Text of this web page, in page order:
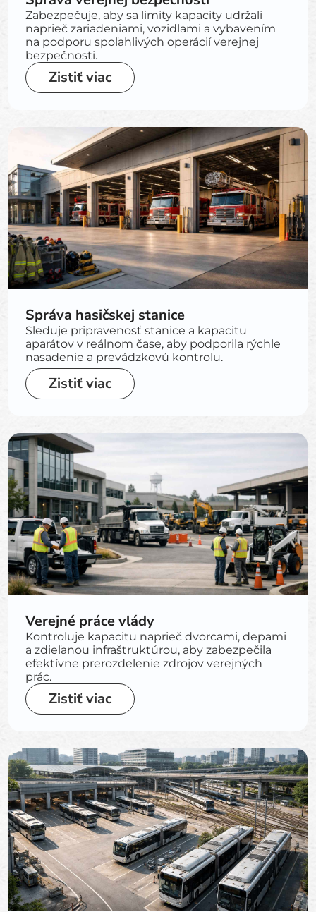
Zabezpečuje, aby sa limity kapacity udržali
naprieč zariadeniami, vozidlami a vybavením
na podporu spoľahlivých operácií verejnej
bezpečnosti.
Zistiť viac
Správa hasičskej stanice
Sleduje pripravenosť stanice a kapacitu
aparátov v reálnom čase, aby podporila rýchle
nasadenie a prevádzkovú kontrolu.
Zistiť viac
Verejné práce vlády
Kontroluje kapacitu naprieč dvorcami, depami
a zdieľanou infraštruktúrou, aby zabezpečila
efektívne prerozdelenie zdrojov verejných
prác.
Zistiť viac